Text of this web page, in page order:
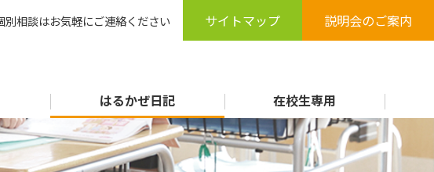
相談はお気軽にご連絡ください サイトマップ 説明会のご案内
はるかぜ日記 在校生専用